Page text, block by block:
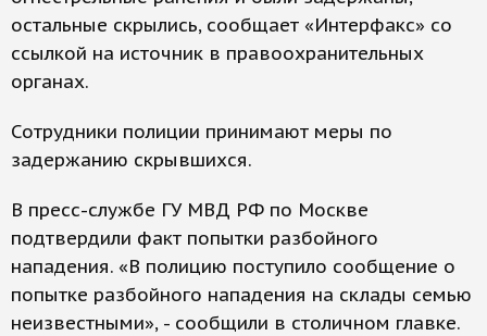
остальные скрылись, сообщает «Интерфакс» со
ссылкой на источник в правоохранительных
органах.
Сотрудники полиции принимают меры по
задержанию скрывшихся.
В пресс-службе ГУ МВД РФ по Москве
подтвердили факт попытки разбойного
нападения. «В полицию поступило сообщение о
попытке разбойного нападения на склады семью
неизвестными», - сообщили в столичном главке.